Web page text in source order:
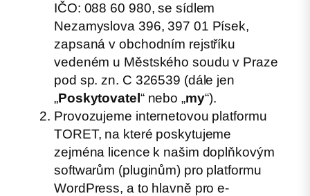
IČO: 088 60 980, se sídlem
Nezamyslova 396, 397 01 Písek,
zapsaná v obchodním rejstříku
vedeném u Městského soudu v Praze
pod sp. zn. C 326539 (dále jen
„Poskytovatel“ nebo „my“).
Provozujeme internetovou platformu
TORET, na které poskytujeme
zejména licence k našim doplňkovým
softwarům (pluginům) pro platformu
WordPress, a to hlavně pro e-